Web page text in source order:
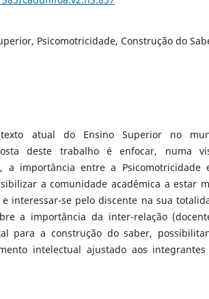
Psicomotricidade, Construção do
atual do Ensino Superior no
deste trabalho é enfocar, numa
a importância entre a Psicomotricidade
a comunidade acadêmica a estar
interessar-se pelo discente na sua
a importância da inter-relação
para a construção do saber,
intelectual ajustado aos integrantes